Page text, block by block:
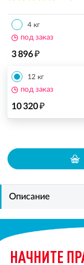
4 кг
3 896₽
под заказ
12 кг
10 320₽
под заказ
Описание